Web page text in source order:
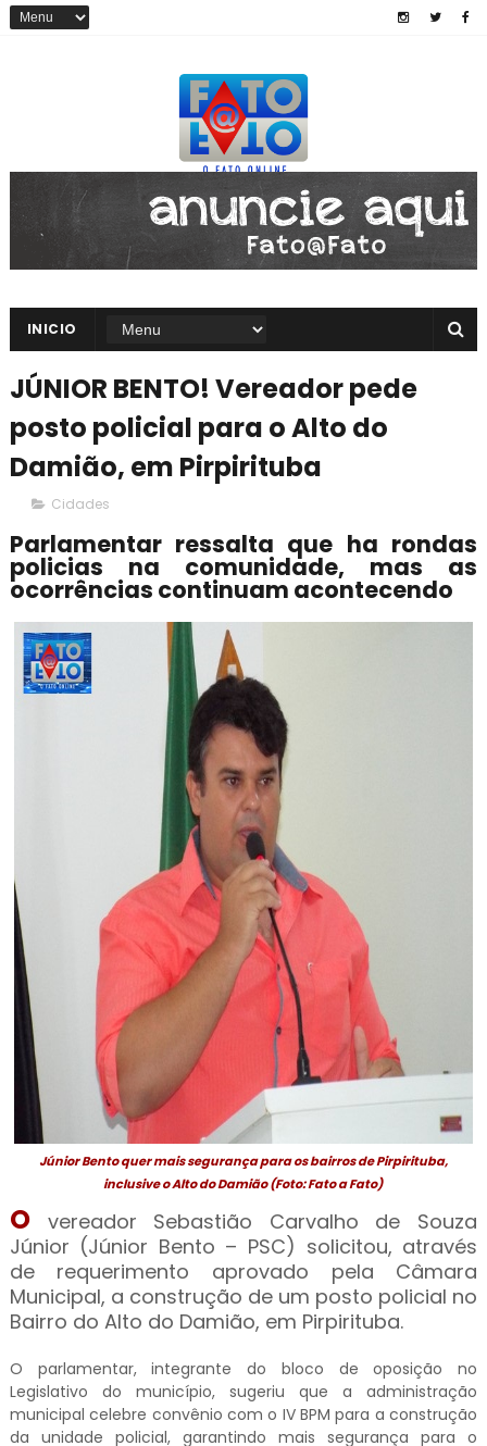
INICIO
JÚNIOR BENTO! Vereador pede
posto policial para o Alto do
Damião, em Pirpirituba
Cidades
Parlamentar ressalta que ha rondas
policias na comunidade, mas as
ocorrências continuam acontecendo
Júnior Bento quer mais segurança para os bairros de Pirpirituba,
inclusive o Alto do Damião (Foto: Fato a Fato)
Overeador Sebastião Carvalho de Souza
Júnior (Júnior Bento – PSC) solicitou, através
de requerimento aprovado pela Câmara
Municipal, a construção de um posto policial no
Bairro do Alto do Damião, em Pirpirituba.
O parlamentar, integrante do bloco de oposição no
Legislativo do município, sugeriu que a administração
municipal celebre convênio com o IV BPM para a construção
da unidade policial, garantindo mais segurança para o